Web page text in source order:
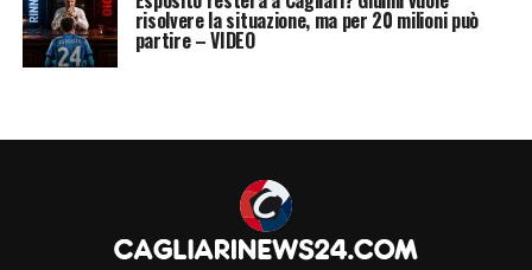
risolvere la situazione, ma per 20 milioni può
partire – VIDEO